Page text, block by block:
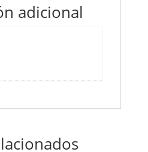
adicional